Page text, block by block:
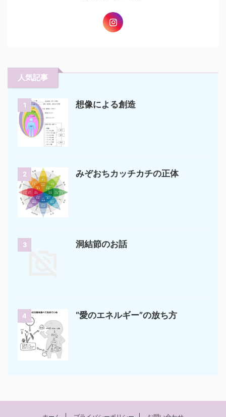
人気記事
1 想像による創造
2 みぞおちカッチカチの正体
3 洞結節のお話
4 “愛のエネルギー”の放ち方